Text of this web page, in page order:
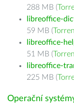
288 MB (
libreoffice-
59 MB (
libreoffice-
51 MB (
libreoffice-
225 MB (
Operační